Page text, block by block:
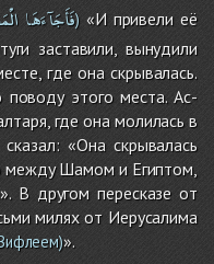
فَأَجَآءَهَا)«И привели её
заставили, вынудили
где она скрывалась.
этого места. Ас-
где она молилась в
«Она скрывалась
между Шамом и Египтом,
В другом пересказе от
милях от Иерусалима
».